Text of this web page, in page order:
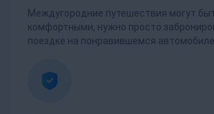
Междугородние путешествия могут
комфортными, нужно просто
поездке на понравившемся автомобиле.